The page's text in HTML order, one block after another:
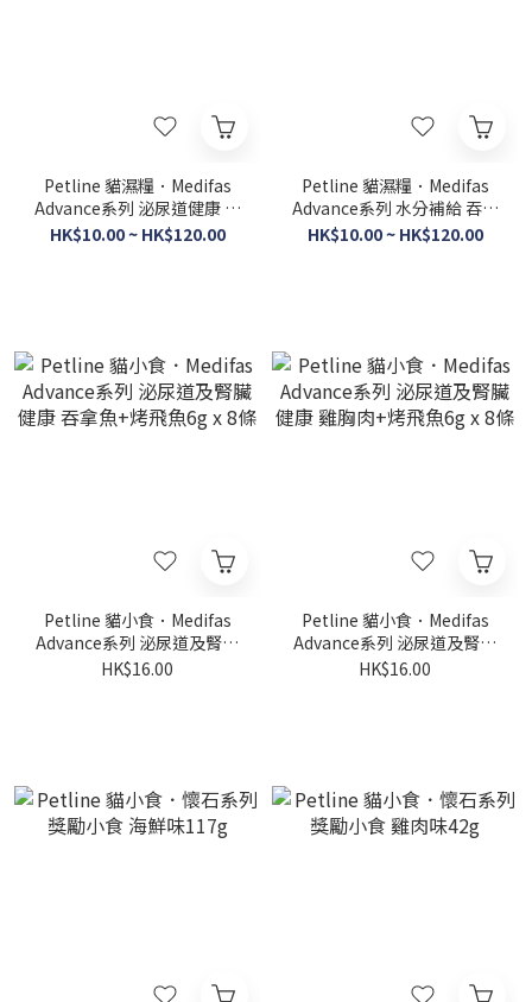
Petline 貓濕糧．Medifas
Advance系列 泌尿道健康 吞
拿魚+雞肉50g
HK$10.00 ~ HK$120.00
Petline 貓濕糧．Medifas
Advance系列 水分補給 吞拿
魚+雞肉50g
HK$10.00 ~ HK$120.00
Petline 貓小食．Medifas
Advance系列 泌尿道及腎臟
健康 吞拿魚+烤飛魚6g x 8條
HK$16.00
Petline 貓小食．Medifas
Advance系列 泌尿道及腎臟
健康 雞胸肉+烤飛魚6g x 8條
HK$16.00